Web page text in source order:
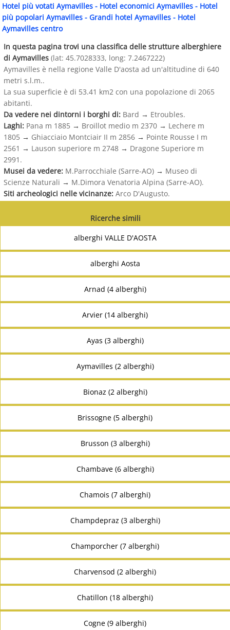
Hotel più votati Aymavilles - Hotel economici Aymavilles - Hotel
più popolari Aymavilles - Grandi hotel Aymavilles - Hotel
Aymavilles centro
In questa pagina trovi una classifica delle strutture alberghiere
di Aymavilles (lat: 45.7028333, long: 7.2467222)
Aymavilles è nella regione Valle D'aosta ad un'altitudine di 640
metri s.l.m..
La sua superficie è di 53.41 km2 con una popolazione di 2065
abitanti.
Da vedere nei dintorni i borghi di: Bard → Etroubles.
Laghi: Pana m 1885 → Broillot medio m 2370 → Lechere m
1805 → Ghiacciaio Montciair II m 2856 → Pointe Rousse I m
2561 → Lauson superiore m 2748 → Dragone Superiore m
2991.
Musei da vedere: M.Parrocchiale (Sarre-AO) → Museo di
Scienze Naturali → M.Dimora Venatoria Alpina (Sarre-AO).
Siti archeologici nelle vicinanze: Arco D'Augusto.
Ricerche simili
alberghi VALLE D'AOSTA
alberghi Aosta
Arnad (4 alberghi)
Arvier (14 alberghi)
Ayas (3 alberghi)
Aymavilles (2 alberghi)
Bionaz (2 alberghi)
Brissogne (5 alberghi)
Brusson (3 alberghi)
Chambave (6 alberghi)
Chamois (7 alberghi)
Champdepraz (3 alberghi)
Champorcher (7 alberghi)
Charvensod (2 alberghi)
Chatillon (18 alberghi)
Cogne (9 alberghi)